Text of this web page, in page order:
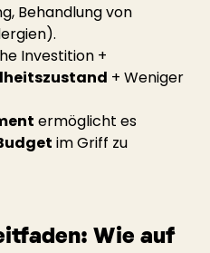
Behandlung von
Investition +
+ Weniger
ermöglicht es
im Griff zu
Wie auf